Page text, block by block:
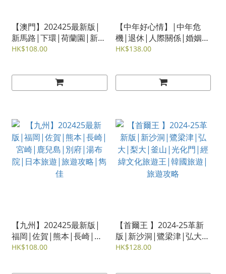
【澳門】202425最新版|
新馬路|下環|荷蘭園|新口
岸|氹仔|路氹|路環|沙梨
HK$108.00
【中年好心情】|中年危
機|退休|人際關係|婚姻|
子女關係|代溝|友誼|自我
HK$138.00
【九州】202425最新版|
福岡|佐賀|熊本|長崎|宮
崎|鹿兒島|別府|湯布院|
HK$108.00
【首爾王 】2024-25革新
版|新沙洞|鷺梁津|弘大|
梨大|釜山|光化門|經緯文
HK$128.00